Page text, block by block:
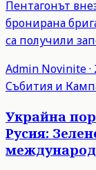
Пентагонът
бронирана
са получили
Admin Novinite·
Събития и
Украйна
Русия: